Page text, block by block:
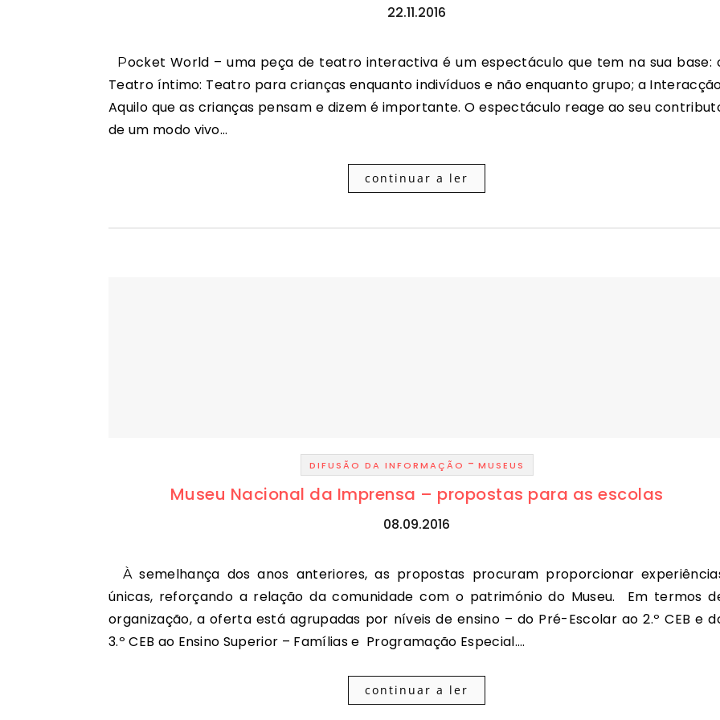
22.11.2016
Pocket World – uma peça de teatro interactiva é um espectáculo que tem na sua base: o
Teatro íntimo: Teatro para crianças enquanto indivíduos e não enquanto grupo; a
Aquilo que as crianças pensam e dizem é importante. O espectáculo reage ao seu
de um modo vivo…
continuar a ler
DIFUSÃO DA INFORMAÇÃO - MUSEUS
Museu Nacional da Imprensa – propostas para as escolas
08.09.2016
À semelhança dos anos anteriores, as propostas procuram proporcionar experiências
únicas, reforçando a relação da comunidade com o património do Museu. Em termos
organização, a oferta está agrupadas por níveis de ensino – do Pré-Escolar ao 2.º CEB e
3.º CEB ao Ensino Superior – Famílias e Programação Especial.…
continuar a ler